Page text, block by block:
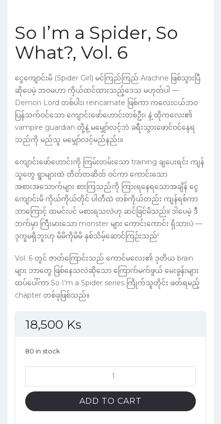
So I’m a Spider, So
What?, Vol. 6
ငွေကျောင်းမိ (Spider Girl) မင်ကြည်ကြည် Arachne ဖြစ်သွားပြီ
ဆိုပေမဲ့ ဘဝမဟာ ကိုယ်ထင်ထားသည့်ဒေသ မဟုတ်ပါ —
Demon Lord တစ်ပါး၊ reincarnate ဖြစ်ကာ ကလေးငယ်ဘဝ
ပြန်သက်ဝင်သော ကျောင်းဖော်ဟောင်းတစ်ဦး၊ နဲ့ ထိုကလေး၏
vampire guardian တို့နဲ့ မမျှော်လင့်ဘဲ ခရီးသွားဖောင်ဝင်နေရ
သည်ကို မည်သူ မမျှော်လင့်မည်နည်း။
ကျောင်းဖော်ဟောင်းကို ကြမ်းတမ်းသော training ချပေးရင်း ကျန်
သူတွေ ရွာများထဲ တိတ်တဆိတ် ဝင်ကာ ကောင်းသော
အစားအသောက်များ စားကြသည်ကို ကြားရနေရသောအချိန် ငွေ
ကျောင်းမိ ကိုယ်ကိုယ်တိုင် ပါတီထဲ တစ်ကိုယ်တည်း ကျန်ရစ်ကာ
ဘာကြောင့် ထမင်းပင် မစားရသလဲဟု ဆင်ခြင်မိသည်။ ဒါပေမဲ့ ဒီ
ဘက်မှာ ကြီးမားသော monster များ ကောင်းကောင်း ရှိသားပဲ —
ဒုက္ခမရှိဘူးဟု မိမိကိုမိမိ နှစ်သိမ့်ဆောင်ကြဉ်းသည်!
Vol. 6 တွင် ဇာတ်ကြောင်းသည် ကောင်မလေး၏ ဒုတိယ brain
များ ဘာတွေ ဖြစ်နေသလဲဆိုသော ကြောက်မက်ဖွယ် မေးခွန်းများ
ထပ်ပေါ်ကာ So I’m a Spider series ကြိုက်သူတိုင်း ဖတ်ရမည့်
chapter တစ်ခုဖြစ်သည်။
18,500 Ks
80 in stock
I'm
a
Spider,
ADD TO CART